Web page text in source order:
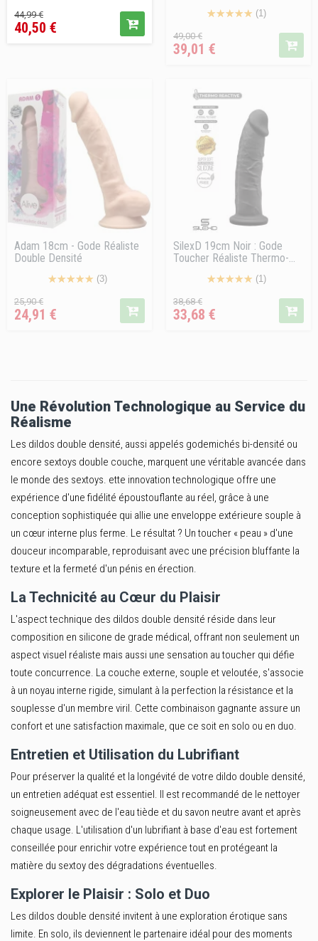
Prix
de
44,99 €Prix
40,50 €
(1)
Prix
de
49,00 €Prix
39,01 €
Adam 18cm - Gode Réaliste
Double Densité
(3)
Prix
de
25,90 €Prix
24,91 €
SilexD 19cm Noir : Gode
Toucher Réaliste Thermo-
(1)
Prix
de
38,68 €Prix
33,68 €
Une Révolution Technologique au Service du
Réalisme
Les dildos double densité, aussi appelés godemichés bi-densité ou
encore sextoys double couche, marquent une véritable avancée dans
le monde des sextoys. ette innovation technologique offre une
expérience d'une fidélité époustouflante au réel, grâce à une
conception sophistiquée qui allie une enveloppe extérieure souple à
un cœur interne plus ferme. Le résultat ? Un toucher « peau » d'une
douceur incomparable, reproduisant avec une précision bluffante la
texture et la fermeté d'un pénis en érection.
La Technicité au Cœur du Plaisir
L'aspect technique des dildos double densité réside dans leur
composition en silicone de grade médical, offrant non seulement un
aspect visuel réaliste mais aussi une sensation au toucher qui défie
toute concurrence. La couche externe, souple et veloutée, s'associe
à un noyau interne rigide, simulant à la perfection la résistance et la
souplesse d'un membre viril. Cette combinaison gagnante assure un
confort et une satisfaction maximale, que ce soit en solo ou en duo.
Entretien et Utilisation du Lubrifiant
Pour préserver la qualité et la longévité de votre dildo double densité,
un entretien adéquat est essentiel. Il est recommandé de le nettoyer
soigneusement avec de l'eau tiède et du savon neutre avant et après
chaque usage. L'utilisation d'un lubrifiant à base d'eau est fortement
conseillée pour enrichir votre expérience tout en protégeant la
matière du sextoy des dégradations éventuelles.
Explorer le Plaisir : Solo et Duo
Les dildos double densité invitent à une exploration érotique sans
limite. En solo, ils deviennent le partenaire idéal pour des moments